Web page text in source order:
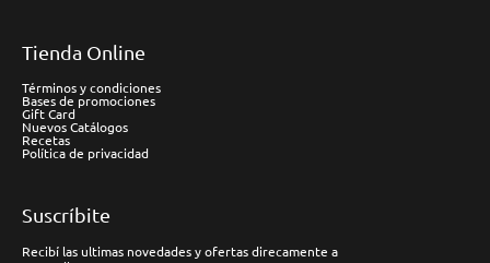
Tienda Online
Términos y condiciones
Bases de promociones
Gift Card
Nuevos Catálogos
Recetas
Política de privacidad
Suscríbite
Recibí las ultimas novedades y ofertas direcamente a